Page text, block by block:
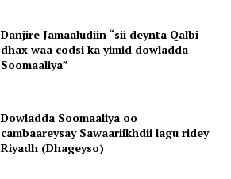
Danjire Jamaaludiin “sii deynta Qalbi-
dhax waa codsi ka yimid dowladda
Soomaaliya”
Dowladda Soomaaliya oo
cambaareysay Sawaariikhdii lagu ridey
Riyadh (Dhageyso)